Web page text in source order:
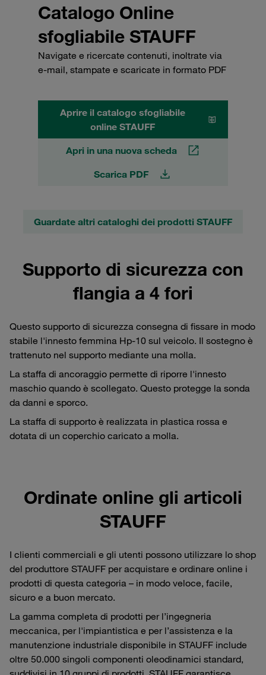
Catalogo Online
sfogliabile STAUFF
Navigate e ricercate contenuti, inoltrate via
e-mail, stampate e scaricate in formato PDF
Aprire il catalogo sfogliabile
online STAUFF
Apri in una nuova scheda
Scarica PDF
Guardate altri cataloghi dei prodotti STAUFF
Supporto di sicurezza con
flangia a 4 fori
Questo supporto di sicurezza consegna di fissare in modo
stabile l'innesto femmina Hp-10 sul veicolo. Il sostegno è
trattenuto nel supporto mediante una molla.
La staffa di ancoraggio permette di riporre l'innesto
maschio quando è scollegato. Questo protegge la sonda
da danni e sporco.
La staffa di supporto è realizzata in plastica rossa e
dotata di un coperchio caricato a molla.
Ordinate online gli articoli
STAUFF
I clienti commerciali e gli utenti possono utilizzare lo shop
del produttore STAUFF per acquistare e ordinare online i
prodotti di questa categoria – in modo veloce, facile,
sicuro e a buon mercato.
La gamma completa di prodotti per l’ingegneria
meccanica, per l'impiantistica e per l’assistenza e la
manutenzione industriale disponibile in STAUFF include
oltre 50.000 singoli componenti oleodinamici standard,